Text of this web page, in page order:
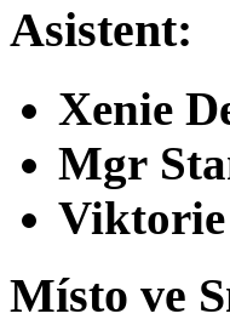
Asistent:
Xenie
Mgr
Viktorie
Místo ve